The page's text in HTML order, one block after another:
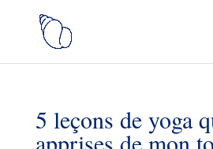
5 leçons de yoga
apprises de mon